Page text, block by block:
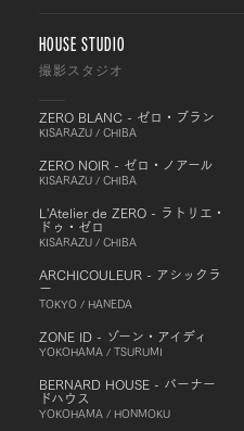
HOUSE STUDIO
撮影スタジオ
ZERO BLANC - ゼロ・ブラン
KISARAZU / CHIBA
ZERO NOIR - ゼロ・ノアール
KISARAZU / CHIBA
L'Atelier de ZERO - ラトリエ・
ドゥ・ゼロ
KISARAZU / CHIBA
ARCHICOULEUR - アシックラ
ー
TOKYO / HANEDA
ZONE ID - ゾーン・アイディ
YOKOHAMA / TSURUMI
BERNARD HOUSE - バーナー
ドハウス
YOKOHAMA / HONMOKU